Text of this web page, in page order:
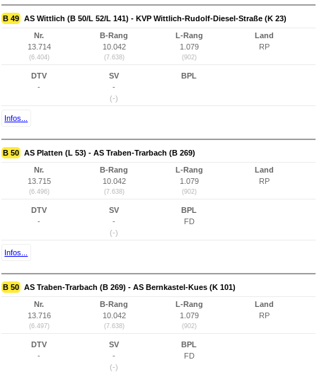
B 49 AS Wittlich (B 50/L 52/L 141) - KVP Wittlich-Rudolf-Diesel-Straße (K 23)
Nr.
13.714
(6.404)
B-Rang
10.042
(7.638)
L-Rang
1.079
(902)
Land
RP
DTV
-
SV
-
(-)
BPL
Infos...
B 50 AS Platten (L 53) - AS Traben-Trarbach (B 269)
Nr.
13.715
(6.496)
B-Rang
10.042
(7.638)
L-Rang
1.079
(902)
Land
RP
DTV
-
SV
-
(-)
BPL
FD
Infos...
B 50 AS Traben-Trarbach (B 269) - AS Bernkastel-Kues (K 101)
Nr.
13.716
(6.497)
B-Rang
10.042
(7.638)
L-Rang
1.079
(902)
Land
RP
DTV
-
SV
-
(-)
BPL
FD